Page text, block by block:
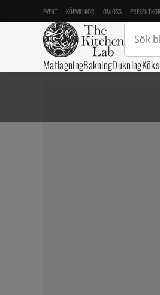
EVENT KÖPVILLKOR OM OSS
MatlagningBakningDukning